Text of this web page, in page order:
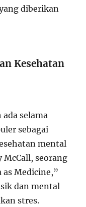
diberikan
Kesehatan
selama
sebagai
mental
seorang
as Medicine,”
dan mental
stres.